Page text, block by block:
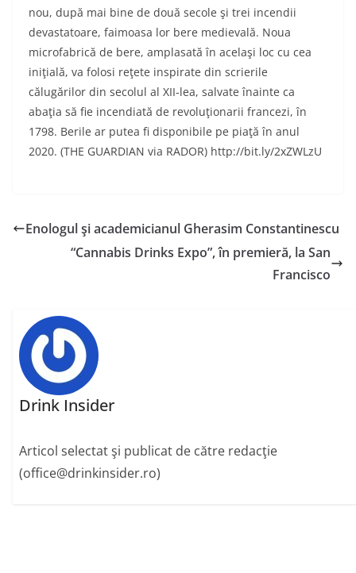
nou, după mai bine de două secole şi trei incendii
devastatoare, faimoasa lor bere medievală. Noua
microfabrică de bere, amplasată în acelaşi loc cu cea
iniţială, va folosi reţete inspirate din scrierile
călugărilor din secolul al XII-lea, salvate înainte ca
abaţia să fie incendiată de revoluţionarii francezi, în
1798. Berile ar putea fi disponibile pe piaţă în anul
2020. (THE GUARDIAN via RADOR) http://bit.ly/2xZWLzU
Enologul şi academicianul Gherasim Constantinescu
“Cannabis Drinks Expo”, în premieră, la San
Francisco
Drink Insider
Articol selectat şi publicat de către redacţie
(office@drinkinsider.ro)